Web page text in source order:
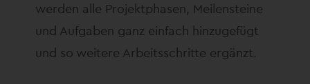
werden alle Projektphasen, Meilensteine
und Aufgaben ganz einfach hinzugefügt
und so weitere Arbeitsschritte ergänzt.